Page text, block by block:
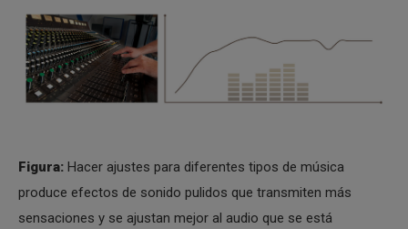
Figura: Hacer ajustes para diferentes tipos de música
produce efectos de sonido pulidos que transmiten más
sensaciones y se ajustan mejor al audio que se está